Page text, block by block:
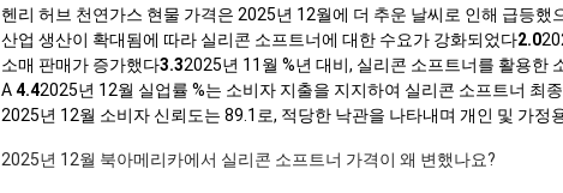
헨리 허브 천연가스 현물 가격은 2025년 12월에 더 추운 날씨로 인해 급등했
산업 생산이 확대됨에 따라 실리콘 소프트너에 대한 수요가 강화되었다2.0
소매 판매가 증가했다3.32025년 11월 %년 대비, 실리콘 소프트너를 활용한
A4.42025년 12월 실업률 %는 소비자 지출을 지지하여 실리콘 소프트너 최
2025년 12월 소비자 신뢰도는 89.1로, 적당한 낙관을 나타내며 개인 및 가정
2025년 12월 북아메리카에서 실리콘 소프트너 가격이 왜 변했나요?